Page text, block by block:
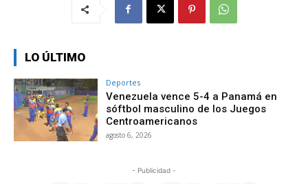
LO ÚLTIMO
Deportes
Venezuela vence 5-4 a Panamá en
sóftbol masculino de los Juegos
Centroamericanos
agosto 6, 2026
- Publicidad -